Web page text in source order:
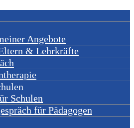
Angebote
& Lehrkräfte
Schulen
für Pädagogen